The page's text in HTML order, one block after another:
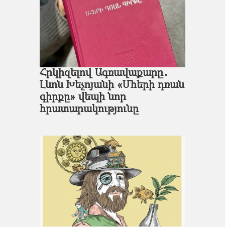
Հրկիզելով Ագռավաքարը․
Լևոն Խեչոյանի «Մհերի դռան
գիրքը» վեպի նոր
հրատարակությունը